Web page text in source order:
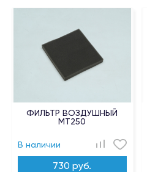
ФИЛЬТР ВОЗДУШНЫЙ
MT250
В наличии
730 руб.